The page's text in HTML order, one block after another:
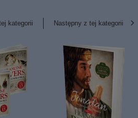
kategorii Następny z tej kategorii